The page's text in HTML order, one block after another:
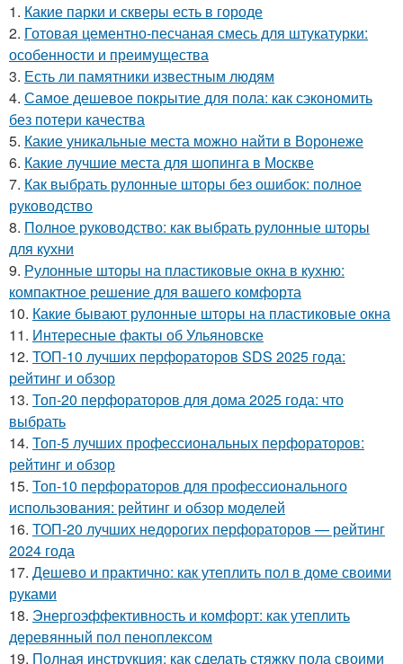
1. Какие парки и скверы есть в городе
2. Готовая цементно-песчаная смесь для штукатурки:
особенности и преимущества
3. Есть ли памятники известным людям
4. Самое дешевое покрытие для пола: как сэкономить
без потери качества
5. Какие уникальные места можно найти в Воронеже
6. Какие лучшие места для шопинга в Москве
7. Как выбрать рулонные шторы без ошибок: полное
руководство
8. Полное руководство: как выбрать рулонные шторы
для кухни
9. Рулонные шторы на пластиковые окна в кухню:
компактное решение для вашего комфорта
10. Какие бывают рулонные шторы на пластиковые окна
11. Интересные факты об Ульяновске
12. ТОП-10 лучших перфораторов SDS 2025 года:
рейтинг и обзор
13. Топ-20 перфораторов для дома 2025 года: что
выбрать
14. Топ-5 лучших профессиональных перфораторов:
рейтинг и обзор
15. Топ-10 перфораторов для профессионального
использования: рейтинг и обзор моделей
16. ТОП-20 лучших недорогих перфораторов — рейтинг
2024 года
17. Дешево и практично: как утеплить пол в доме своими
руками
18. Энергоэффективность и комфорт: как утеплить
деревянный пол пеноплексом
19. Полная инструкция: как сделать стяжку пола своими